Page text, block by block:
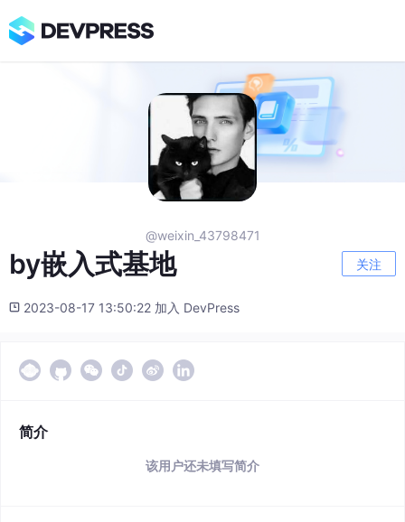
@weixin_43798471
by嵌入式基地 关注
2023-08-17 13:50:22 加入 DevPress
简介
该用户还未填写简介